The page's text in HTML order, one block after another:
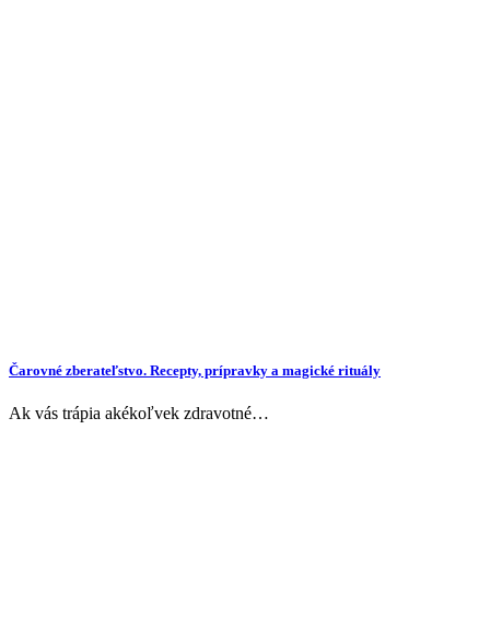
Čarovné zberateľstvo. Recepty, prípravky a magické rituály
Ak vás trápia akékoľvek zdravotné…